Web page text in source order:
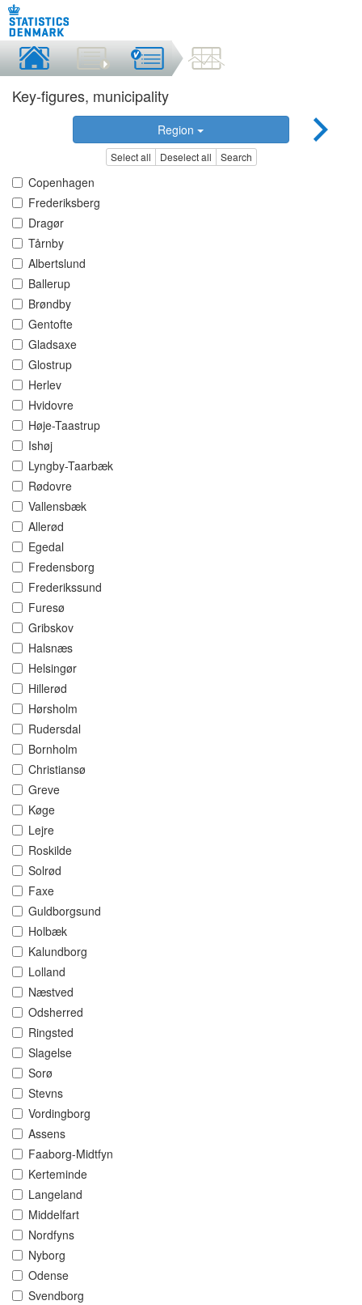
Key-figures, municipality
Region
Select all Deselect all Search
Copenhagen
Frederiksberg
Dragør
Tårnby
Albertslund
Ballerup
Brøndby
Gentofte
Gladsaxe
Glostrup
Herlev
Hvidovre
Høje-Taastrup
Ishøj
Lyngby-Taarbæk
Rødovre
Vallensbæk
Allerød
Egedal
Fredensborg
Frederikssund
Furesø
Gribskov
Halsnæs
Helsingør
Hillerød
Hørsholm
Rudersdal
Bornholm
Christiansø
Greve
Køge
Lejre
Roskilde
Solrød
Faxe
Guldborgsund
Holbæk
Kalundborg
Lolland
Næstved
Odsherred
Ringsted
Slagelse
Sorø
Stevns
Vordingborg
Assens
Faaborg-Midtfyn
Kerteminde
Langeland
Middelfart
Nordfyns
Nyborg
Odense
Svendborg